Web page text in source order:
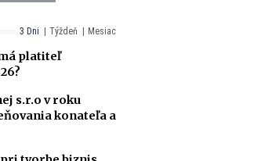
3 Dni Týždeň Mesiac
platiteľ
s.r.o v roku
konateľa a